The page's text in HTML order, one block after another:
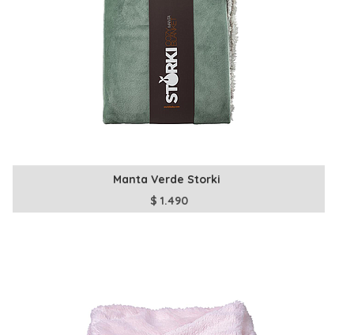
Manta Verde Storki
$ 1.490